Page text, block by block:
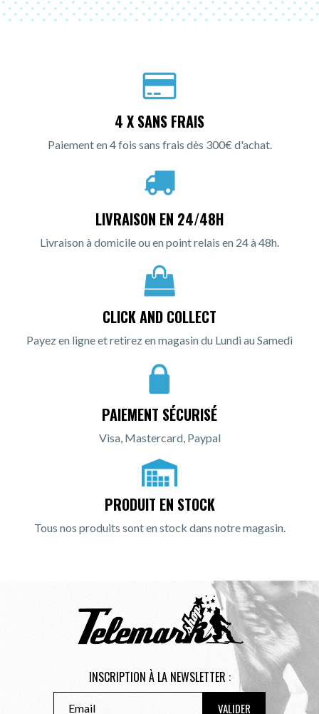
4 X SANS FRAIS
Paiement en 4 fois sans frais dès 300€ d'achat.
LIVRAISON EN 24/48H
Livraison à domicile ou en point relais en 24 à 48h.
CLICK AND COLLECT
Payez en ligne et retirez en magasin du Lundi au Samedi
PAIEMENT SÉCURISÉ
Visa, Mastercard, Paypal
PRODUIT EN STOCK
Tous nos produits sont en stock dans notre magasin.
INSCRIPTION À LA NEWSLETTER :